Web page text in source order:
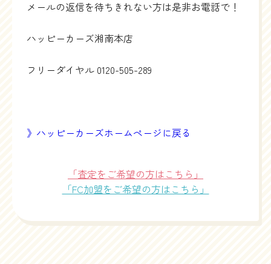
メールの返信を待ちきれない方は是非お電話で！
ハッピーカーズ湘南本店
フリーダイヤル 0120-505-289
》ハッピーカーズホームページに戻る
「査定をご希望の方はこちら」
「FC加盟をご希望の方はこちら」